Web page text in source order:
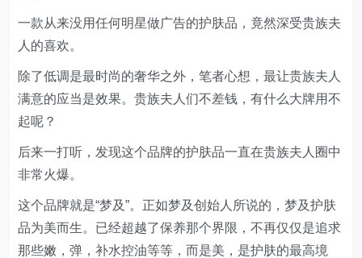
一款从来没用任何明星做广告的护肤品，竟然深受贵族夫
人的喜欢。
除了低调是最时尚的奢华之外，笔者心想，最让贵族夫人
满意的应当是效果。贵族夫人们不差钱，有什么大牌用不
起呢？
后来一打听，发现这个品牌的护肤品一直在贵族夫人圈中
非常火爆。
这个品牌就是“梦及”。正如梦及创始人所说的，梦及护肤
品为美而生。已经超越了保养那个界限，不再仅仅是追求
那些嫩，弹，补水控油等等，而是美，是护肤的最高境